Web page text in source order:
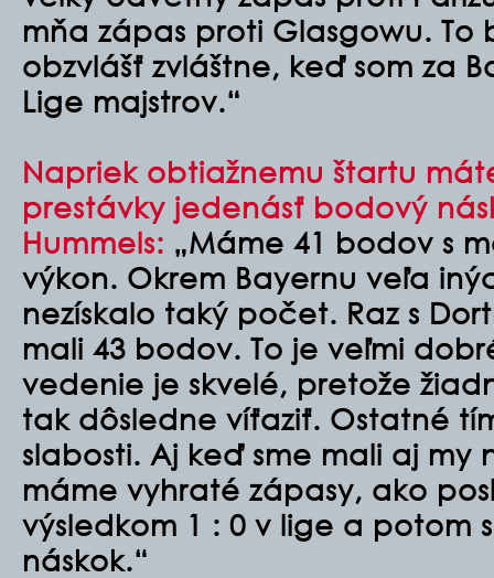
mňa zápas proti Glasgowu. To
obzvlášť zvláštne, keď som za
Lige majstrov.“
Napriek obtiažnemu štartu
prestávky jedenásť bodový
Hummels: „Máme 41 bodov s
výkon. Okrem Bayernu veľa
nezískalo taký počet. Raz s
mali 43 bodov. To je veľmi
vedenie je skvelé, pretože
tak dôsledne víťaziť. Ostatné
slabosti. Aj keď sme mali aj my
máme vyhraté zápasy, ako
výsledkom 1 : 0 v lige a potom
náskok.“